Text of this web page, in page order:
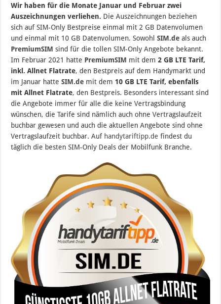
Wir haben für die Monate Januar und Februar zwei
Auszeichnungen verliehen. Die Auszeichnungen beziehen
sich auf SIM-Only Bestpreise einmal mit 2 GB Datenvolumen
und einmal mit 10 GB Datenvolumen. SowohlSIM.de als auch
PremiumSIM sind für die tollen SIM-Only Angebote bekannt.
Im Februar 2021 hatte PremiumSIM mit dem2 GB LTE Tarif,
inkl. Allnet Flatrate, den Bestpreis auf dem Handymarkt und
im Januar hatteSIM.de mit dem10 GB LTE Tarif, ebenfalls
mit Allnet Flatrate, den Bestpreis. Besonders interessant sind
die Angebote immer für alle die keine Vertragsbindung
wünschen, die Tarife sind nämlich auch ohne Vertragslaufzeit
buchbar gewesen und auch die aktuellen Angebote sind ohne
Vertragslaufzeit buchbar. Auf handytariftipp.de findest du
täglich die besten SIM-Only Deals der Mobilfunk Branche.